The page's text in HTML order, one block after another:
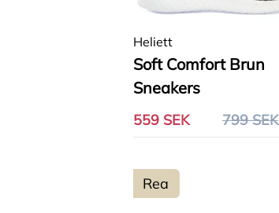
Heliett
Soft Comfort Brun
Sneakers
559 SEK 799 SEK
Rea